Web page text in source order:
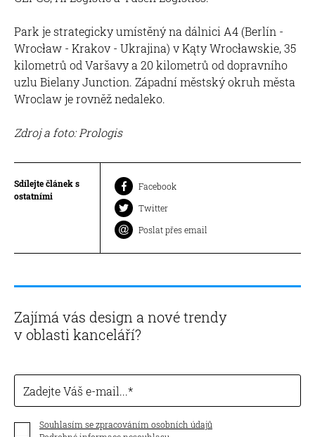
Park je strategicky umístěný na dálnici A4 (Berlín -
Wrocław - Krakov - Ukrajina) v Kąty Wrocławskie, 35
kilometrů od Varšavy a 20 kilometrů od dopravního
uzlu Bielany Junction. Západní městský okruh města
Wroclaw je rovněž nedaleko.
Zdroj a foto: Prologis
Sdílejte článek s
ostatními
Facebook
Twitter
Poslat přes email
Zajímá vás design a nové trendy
v oblasti kanceláří?
Zadejte Váš e-mail...
Souhlasím se zpracováním osobních údajů